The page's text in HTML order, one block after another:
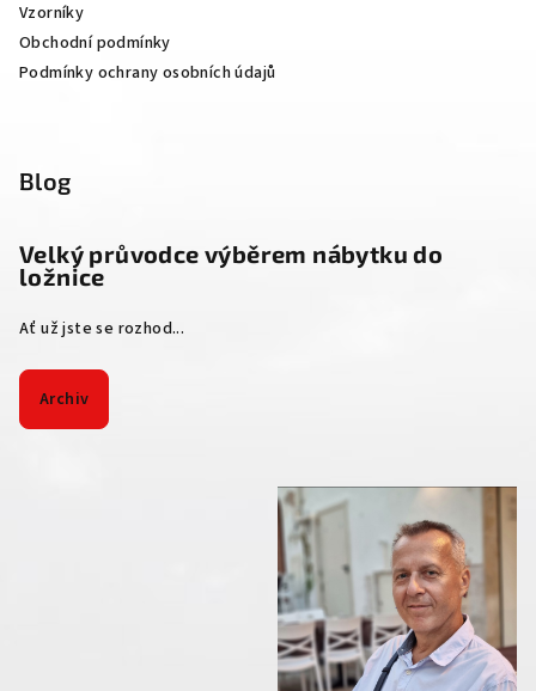
Vzorníky
Obchodní podmínky
Podmínky ochrany osobních údajů
Blog
Velký průvodce výběrem nábytku do
ložnice
Ať už jste se rozhod...
Archiv